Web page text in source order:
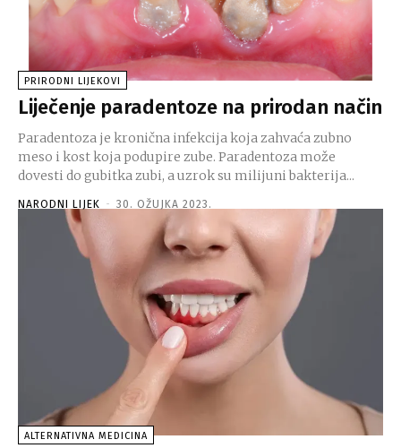
PRIRODNI LIJEKOVI
Liječenje paradentoze na prirodan način
Paradentoza je kronična infekcija koja zahvaća zubno
meso i kost koja podupire zube. Paradentoza može
dovesti do gubitka zubi, a uzrok su milijuni bakterija...
NARODNI LIJEK - 30. OŽUJKA 2023.
ALTERNATIVNA MEDICINA